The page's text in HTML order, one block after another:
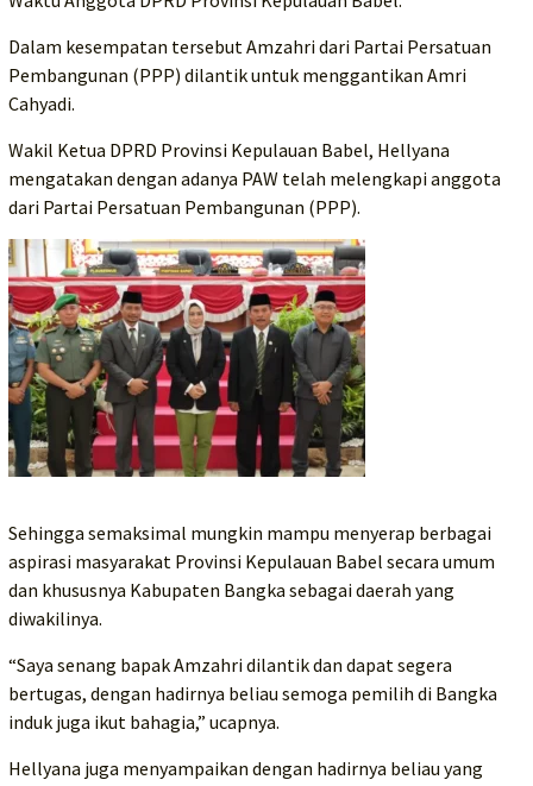
Dalam kesempatan tersebut Amzahri dari Partai Persatuan
Pembangunan (PPP) dilantik untuk menggantikan Amri
Cahyadi.
Wakil Ketua DPRD Provinsi Kepulauan Babel, Hellyana
mengatakan dengan adanya PAW telah melengkapi anggota
dari Partai Persatuan Pembangunan (PPP).
Sehingga semaksimal mungkin mampu menyerap berbagai
aspirasi masyarakat Provinsi Kepulauan Babel secara umum
dan khususnya Kabupaten Bangka sebagai daerah yang
diwakilinya.
“Saya senang bapak Amzahri dilantik dan dapat segera
bertugas, dengan hadirnya beliau semoga pemilih di Bangka
induk juga ikut bahagia,” ucapnya.
Hellyana juga menyampaikan dengan hadirnya beliau yang